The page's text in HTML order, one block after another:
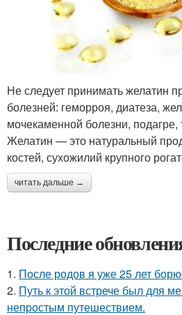
Не следует принимать желатин
болезней: геморроя, диатеза,
мочекаменной болезни,
Желатин — это натуральный
костей, сухожилий крупного
читать дальше →
Последние
1. После родов я уже 25 лет
2. Путь к этой встрече был для
непростым путешествием.